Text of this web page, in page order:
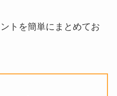
トを簡単にまとめてお